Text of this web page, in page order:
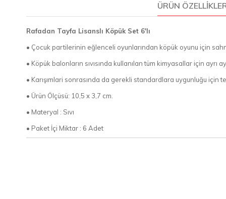
ÜRÜN
Rafadan Tayfa Lisanslı Köpük Set 6'lı
• Çocuk partilerinin eğlenceli oyunlarından köpük oyunu için
• Köpük balonların sıvısında kullanılan tüm kimyasallar için ayrı
• Karışımlari sonrasında da gerekli standardlara uygunluğu için
• Ürün Ölçüsü: 10,5 x 3,7 cm.
• Materyal : Sıvı
• Paket İçi Miktar : 6 Adet